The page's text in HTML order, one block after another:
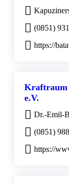
(0851)
https://
Kraftraum
e.V.
Dr.-Emil-
(0851)
https://